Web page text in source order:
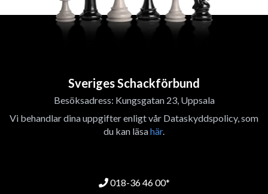
Sveriges Schackförbund
Besöksadress: Kungsgatan 23, Uppsala
Vi behandlar dina uppgifter enligt vår Dataskyddspolicy, som
du kan läsahär.
018-36 46 00*